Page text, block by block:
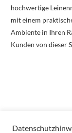
hochwertige
mit einem
Ambiente in Ihren
Kunden von dieser